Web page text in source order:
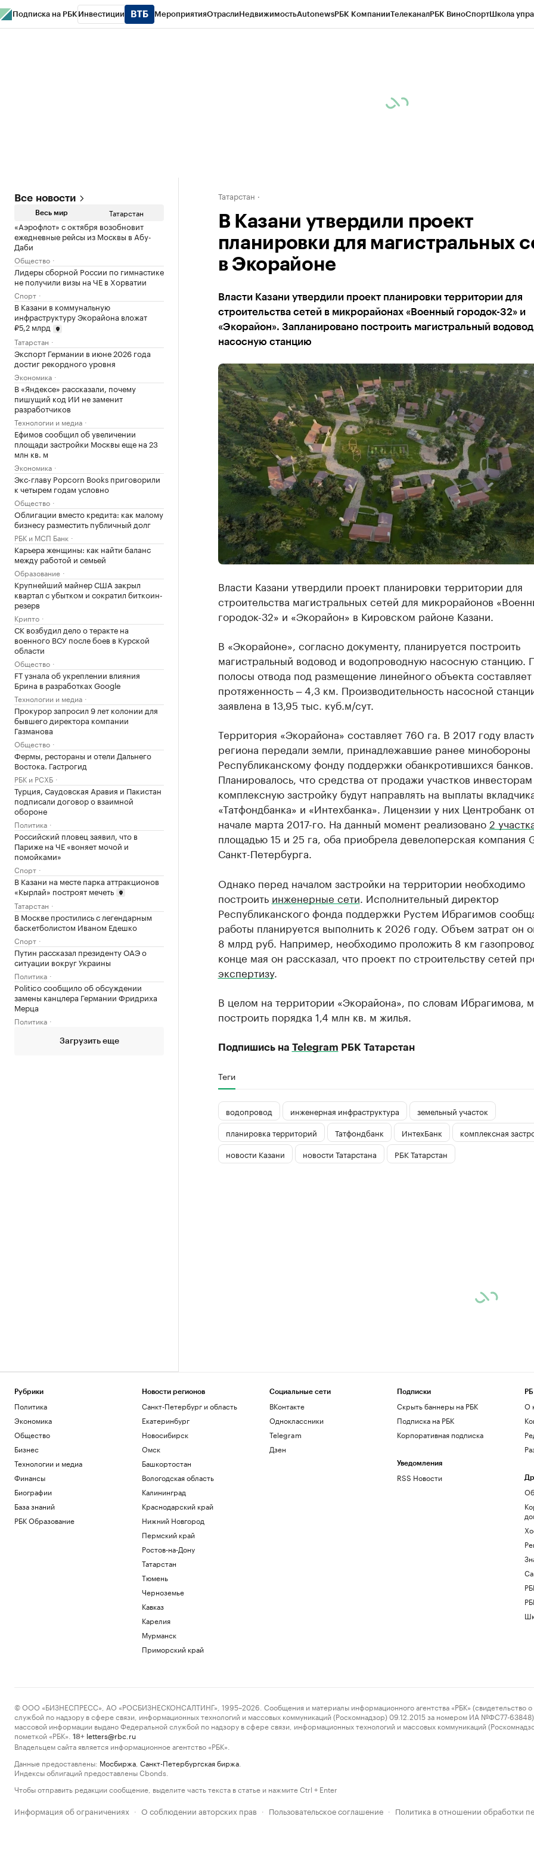
Подписка на РБК Инвестиции МероприятияОтраслиНедвижимостьAutonewsРБК КомпанииТелеканалРБК ВиноСпортШкола
Все новости
Весь мир Татарстан
«Аэрофлот» с октября возобновит
ежедневные рейсы из Москвы в Абу-
Даби
Общество
Лидеры сборной России по гимнастике
не получили визы на ЧЕ в Хорватии
Спорт
В Казани в коммунальную
инфраструктуру Экорайона вложат
₽5,2 млрд
Татарстан
Экспорт Германии в июне 2026 года
достиг рекордного уровня
Экономика
В «Яндексе» рассказали, почему
пишущий код ИИ не заменит
разработчиков
Технологии и медиа
Ефимов сообщил об увеличении
площади застройки Москвы еще на 23
млн кв. м
Экономика
Экс-главу Popcorn Books приговорили
к четырем годам условно
Общество
Облигации вместо кредита: как малому
бизнесу разместить публичный долг
РБК и МСП Банк
Карьера женщины: как найти баланс
между работой и семьей
Образование
Крупнейший майнер США закрыл
квартал с убытком и сократил биткоин-
резерв
Крипто
СК возбудил дело о теракте на
военного ВСУ после боев в Курской
области
Общество
FT узнала об укреплении влияния
Брина в разработках Google
Технологии и медиа
Прокурор запросил 9 лет колонии для
бывшего директора компании
Газманова
Общество
Фермы, рестораны и отели Дальнего
Востока. Гастрогид
РБК и РСХБ
Турция, Саудовская Аравия и Пакистан
подписали договор о взаимной
обороне
Политика
Российский пловец заявил, что в
Париже на ЧЕ «воняет мочой и
помойками»
Спорт
В Казани на месте парка аттракционов
«Кырлай» построят мечеть
Татарстан
В Москве простились с легендарным
баскетболистом Иваном Едешко
Спорт
Путин рассказал президенту ОАЭ о
ситуации вокруг Украины
Политика
Politico сообщило об обсуждении
замены канцлера Германии Фридриха
Мерца
Политика
Загрузить еще
Татарстан
В Казани утвердили проект
планировки для магистральных
в Экорайоне
Власти Казани утвердили проект планировки территории для
строительства сетей в микрорайонах «Военный городок-32» и
«Экорайон». Запланировано построить магистральный
насосную станцию
Власти Казани утвердили проект планировки территории для
строительства магистральных сетей для микрорайонов
городок-32» и «Экорайон» в Кировском районе Казани.
В «Экорайоне», согласно документу, планируется построить
магистральный водовод и водопроводную насосную станцию.
полосы отвода под размещение линейного объекта составляет
протяженность ‒ 4,3 км. Производительность насосной
заявлена в 13,95 тыс. куб.м/сут.
Территория «Экорайона» составляет 760 га. В 2017 году
региона передали земли, принадлежавшие ранее
Республиканскому фонду поддержки обанкротившихся банков.
Планировалось, что средства от продажи участков
комплексную застройку будут направлять на выплаты
«Татфондбанка» и «Интехбанка». Лицензии у них Центробанк
начале марта 2017-го. На данный момент реализовано 2
площадью 15 и 25 га, оба приобрела девелоперская компания
Санкт-Петербурга.
Однако перед началом застройки на территории необходимо
построить инженерные сети . Исполнительный директор
Республиканского фонда поддержки Рустем Ибрагимов
работы планируется выполнить к 2026 году. Объем затрат он
8 млрд руб. Например, необходимо проложить 8 км
конце мая он рассказал, что проект по строительству сетей
экспертизу.
В целом на территории «Экорайона», по словам Ибрагимова,
построить порядка 1,4 млн кв. м жилья.
Подпишись на Telegram РБК Татарстан
Теги
водопровод инженерная инфраструктура
земельный участок
планировка территорий
Татфондбанк ИнтехБанк
комплексная
новости Казани
новости Татарстана РБК Татарстан
Рубрики
Политика
Экономика
Общество
Бизнес
Технологии и медиа
Финансы
Биографии
База знаний
РБК Образование
Новости регионов
Санкт-Петербург и область
Екатеринбург
Новосибирск
Омск
Башкортостан
Вологодская область
Калининград
Краснодарский край
Нижний Новгород
Пермский край
Ростов-на-Дону
Татарстан
Тюмень
Черноземье
Кавказ
Карелия
Мурманск
Приморский край
Социальные сети
ВКонтакте
Одноклассники
Telegram
Дзен
Подписки
Скрыть баннеры на РБК
Подписка на РБК
Корпоративная подписка
Уведомления
RSS Новости
О
© ООО «БИЗНЕСПРЕСС», АО «РОСБИЗНЕСКОНСАЛТИНГ», 1995–2026. Сообщения и материалы информационного агентства «РБК» (свидетельство о
службой по надзору в сфере связи, информационных технологий и массовых коммуникаций (Роскомнадзор) 09.12.2015 за номером ИА №ФС77-63848)
массовой информации выдано Федеральной службой по надзору в сфере связи, информационных технологий и массовых коммуникаций
пометкой «РБК».
18+ letters@rbc.ru
Владельцем сайта является информационное агентство «РБК».
Данные предоставлены: Мосбиржа Санкт-Петербургская биржа
Индексы облигаций предоставлены Cbonds.
Чтобы отправить редакции сообщение, выделите часть текста в статье и нажмите Ctrl + Enter
Информация об ограничениях · О соблюдении авторских прав · Пользовательское соглашение · Политика в отношении обработки